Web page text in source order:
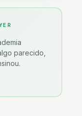
parecido,